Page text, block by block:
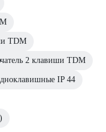
TDM
2 клавиши TDM
IP 44